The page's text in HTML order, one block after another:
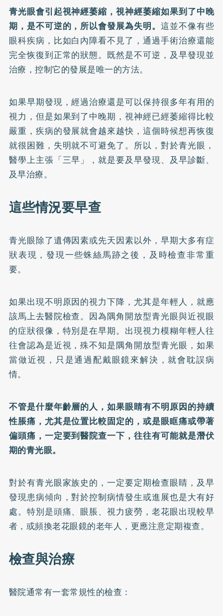
青光眼會引起視神經萎縮，視神經萎縮如果到了中晚
期，是不可逆的，所以會發展為失明。 這並不像有些
眼科疾病，比如白內障看不見了，通過手術治療還能
完全恢復到正常的狀態。既然是不可逆，及早發現並
治療，控制它的發展是唯一的方法。
如果早期發現，經過治療還是可以保持很多年有用的
視力，但是如果到了中晚期，視神經已經萎縮得比較
嚴重，疾病的發展就會越來越快，這個時候想再恢復
就很困難，失明就不可避免了。所以，對於青光眼，
醫學上主張「三早」，就是要及早發現、及早診斷、
及早治療。
這些情況要早查
青光眼除了遺傳因素或先天因素以外，早期大多有症
狀表現，發現一些蛛絲馬跡之後，及時檢查非常重
要。
如果出現不明原因的視力下降，尤其是年輕人，就應
該馬上去醫院檢查。因為隅角開放型青光眼與近視眼
的症狀很像，特別是在早期。出現視力模糊年輕人往
往會認為是近視，殊不知是隅角開放型青光眼，如果
當做近視，只是通過配戴眼鏡來解決，就會耽誤病
情。
不管是什麼年齡層的人，如果眼睛有不明原因的持續
性脹痛，尤其是位置比較固定的，或是眼眶痛或帶著
偏頭痛，一定要到醫院查一下，往往有可能就是潛伏
期的青光眼。
對於有青光眼家族史的，一定要定期檢查眼睛，及早
發現患病傾向，對於控制病情發生或進展也是大有好
處。特別是頭痛、眼脹、視力疲勞，老花眼出現較早
者，或頻換老花眼鏡的老年人，更應注意定期複查。
檢查與治療
醫院通常有一套常規性的檢查：